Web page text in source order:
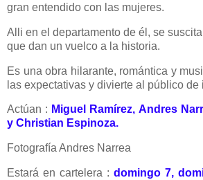
gran entendido con las mujeres.
Alli en el departamento de él, se
que dan un vuelco a la historia.
Es una obra hilarante, romántica y
las expectativas y divierte al público de
Actúan : Miguel Ramírez, Andres
y Christian Espinoza.
Fotografía Andres Narrea
Estará en cartelera : domingo 7,